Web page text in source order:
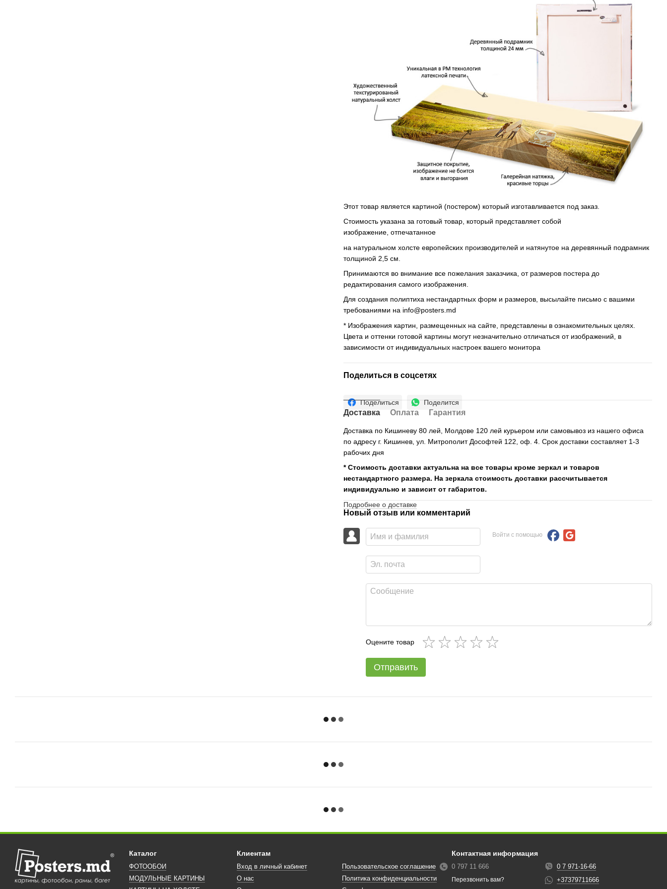
Этот товар является картиной (постером) который изготавливается под заказ.
Стоимость указана за готовый товар, который представляет собой
изображение, отпечатанное
на натуральном холсте европейских производителей и натянутое на деревянный подрамник
толщиной 2,5 см.
Принимаются во внимание все пожелания заказчика, от размеров постера до
редактирования самого изображения.
Для создания полиптиха нестандартных форм и размеров, высылайте письмо c вашими
требованиями на info@posters.md
* Изображения картин, размещенных на сайте, представлены в ознакомительных целях.
Цвета и оттенки готовой картины могут незначительно отличаться от изображений, в
зависимости от индивидуальных настроек вашего монитора
Поделиться в соцсетях
Поделиться Поделится
Доставка Оплата Гарантия
Доставка по Кишиневу 80 лей, Молдове 120 лей курьером или самовывоз из нашего офиса
по адресу г. Кишинев, ул. Митрополит Дософтей 122, оф. 4. Срок доставки составляет 1-3
рабочих дня
* Стоимость доставки актуальна на все товары кроме зеркал и товаров
нестандартного размера. На зеркала стоимость доставки рассчитывается
индивидуально и зависит от габаритов.
Подробнее о доставке
Новый отзыв или комментарий
Войти с помощью
Оцените товар
Отправить
Каталог
ФОТООБОИ
МОДУЛЬНЫЕ КАРТИНЫ
Клиентам
Вход в личный кабинет
О нас
Пользовательское соглашение
Политика конфиденциальности
Контактная информация
0 797 11 666
Перезвонить вам?
0 7 971-16-66
+37379711666